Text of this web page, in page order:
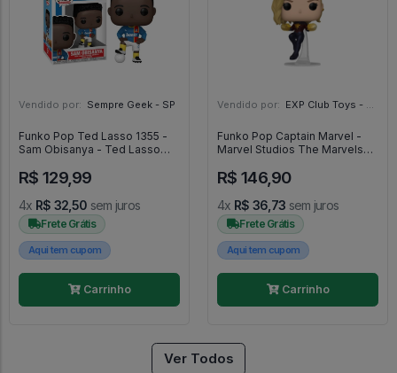
Vendido por: Sempre Geek - SP
Funko Pop Ted Lasso 1355 -
Sam Obisanya - Ted Lasso
R$ 129,99
4x R$ 32,50 sem juros
Frete Grátis
Aqui tem cupom
Carrinho
Vendido por: EXP Club Toys - SP
Funko Pop Captain Marvel -
Marvel Studios The Marvels
R$ 146,90
4x R$ 36,73 sem juros
Frete Grátis
Aqui tem cupom
Carrinho
Ver Todos